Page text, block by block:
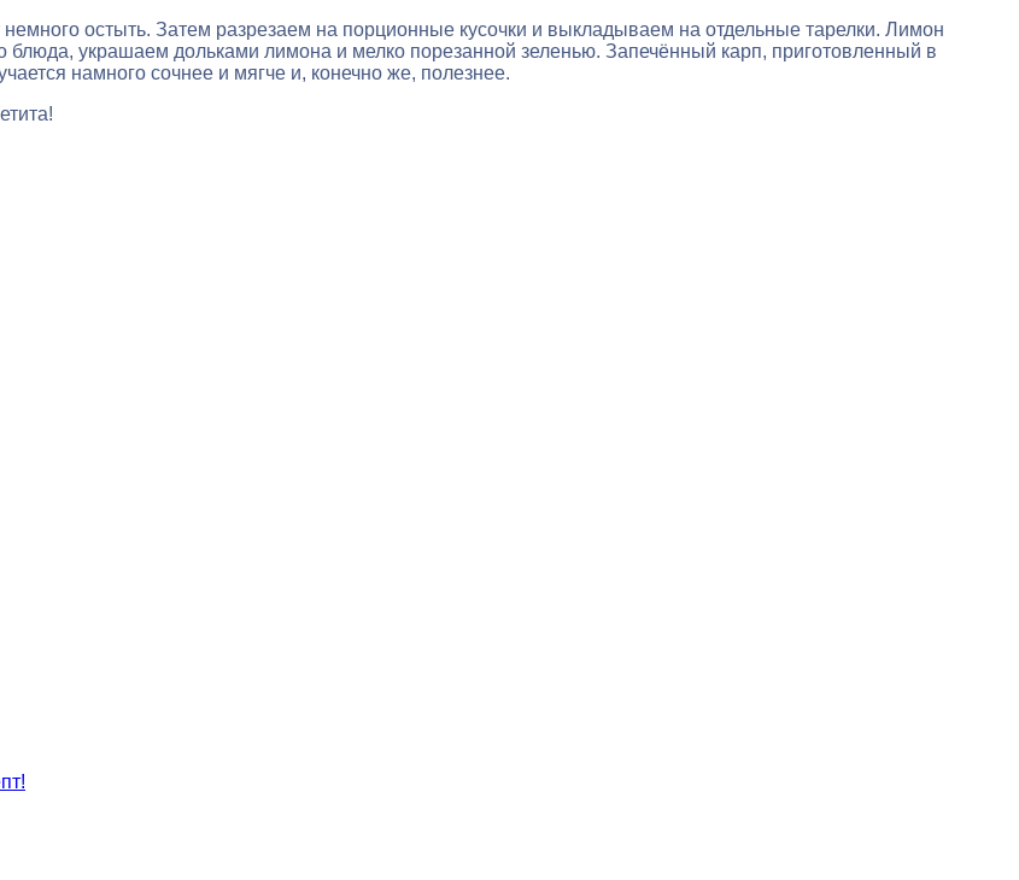
остыть. Затем разрезаем на порционные кусочки и выкладываем на отдельные тарелки. Лимон
блюда, украшаем дольками лимона и мелко порезанной зеленью. Запечённый карп, приготовленный в
намного сочнее и мягче и, конечно же, полезнее.